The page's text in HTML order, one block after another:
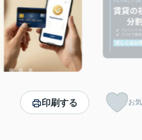
印刷する お